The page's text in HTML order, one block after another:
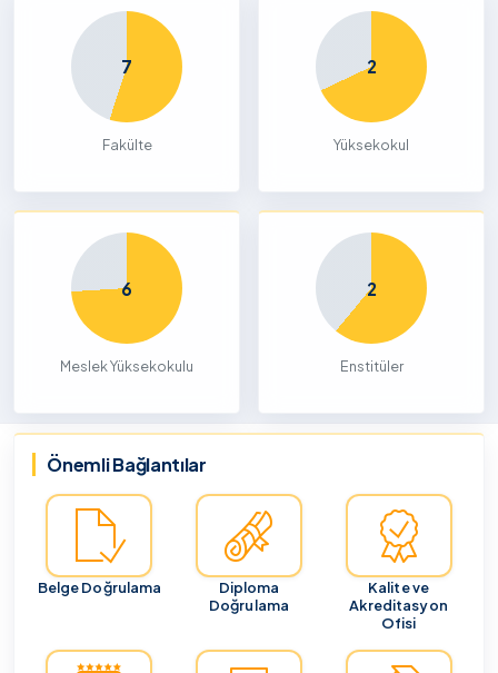
7
Fakülte
2
Yüksekokul
6
Meslek Yüksekokulu
2
Enstitüler
Önemli Bağlantılar
Belge Doğrulama
Diploma
Doğrulama
Kalite ve
Akreditasyon
Ofisi